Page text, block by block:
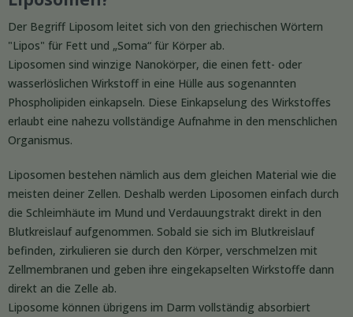
Der Begriff Liposom leitet sich von den griechischen Wörtern
"Lipos" für Fett und „Soma“ für Körper ab.
Liposomen sind winzige Nanokörper, die einen fett- oder
wasserlöslichen Wirkstoff in eine Hülle aus sogenannten
Phospholipiden einkapseln. Diese Einkapselung des Wirkstoffes
erlaubt eine nahezu vollständige Aufnahme in den menschlichen
Organismus.
Liposomen bestehen nämlich aus dem gleichen Material wie die
meisten deiner Zellen. Deshalb werden Liposomen einfach durch
die Schleimhäute im Mund und Verdauungstrakt direkt in den
Blutkreislauf aufgenommen. Sobald sie sich im Blutkreislauf
befinden, zirkulieren sie durch den Körper, verschmelzen mit
Zellmembranen und geben ihre eingekapselten Wirkstoffe dann
direkt an die Zelle ab.
Liposome können übrigens im Darm vollständig absorbiert